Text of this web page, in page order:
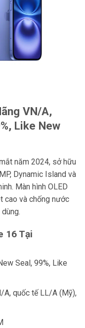
VN/A,
Like New
năm 2024, sở hữu
Dynamic Island và
Màn hình OLED
cao và chống nước
16 Tại
Seal, 99%, Like
A, quốc tế LL/A (Mỹ),